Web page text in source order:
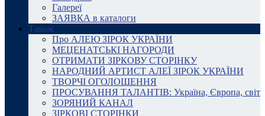
Галереї
ЗАЯВКА в каталоги
Також
Про АЛЕЮ ЗІРОК УКРАЇНИ
МЕЦЕНАТСЬКІ НАГОРОДИ
ОТРИМАТИ ЗІРКОВУ СТОРІНКУ
НАРОДНИЙ АРТИСТ АЛЕЇ ЗІРОК УКРАЇНИ
ТВОРЧІ ОГОЛОШЕННЯ
ПРОСУВАННЯ ТАЛАНТІВ: Україна, Європа, світ
ЗОРЯНИЙ КАНАЛ
ЗІРКОВІ СТОРІНКИ